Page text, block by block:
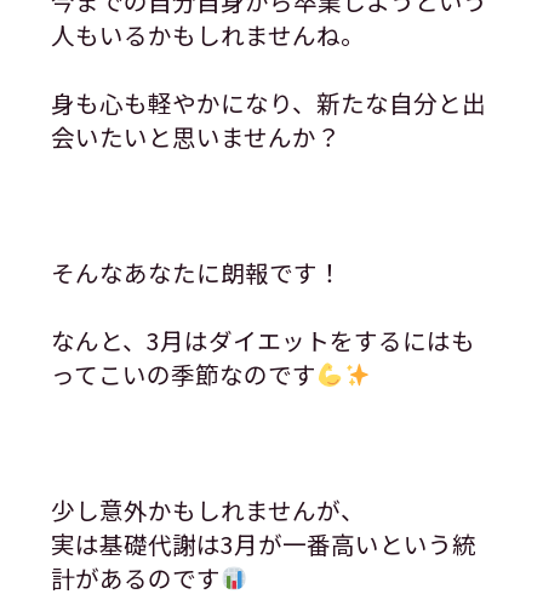
人もいるかもしれませんね。
身も心も軽やかになり、新たな自分と出
会いたいと思いませんか？
そんなあなたに朗報です！
なんと、3月はダイエットをするにはも
ってこいの季節なのです
少し意外かもしれませんが、
実は基礎代謝は3月が一番高いという統
計があるのです